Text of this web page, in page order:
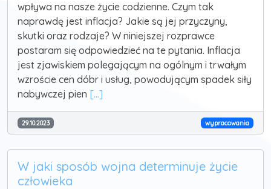
wpływa na nasze życie codzienne. Czym tak
naprawdę jest inflacja? Jakie są jej przyczyny,
skutki oraz rodzaje? W niniejszej rozprawce
postaram się odpowiedzieć na te pytania. Inflacja
jest zjawiskiem polegającym na ogólnym i trwałym
wzroście cen dóbr i usług, powodującym spadek siły
nabywczej pien [...]
29.10.2023 wypracowania
W jaki sposób wojna determinuje życie
człowieka